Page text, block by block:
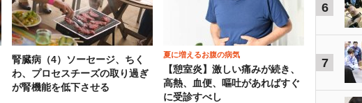
腎臓病（4）ソーセージ、ちく
わ、プロセスチーズの取り過ぎ
が腎機能を低下させる
夏に増えるお腹の病気
【憩室炎】激しい痛みが続き、
高熱、血便、嘔吐があればすぐ
に受診すべし
6
7